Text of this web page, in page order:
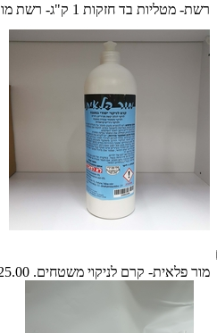
רשת- מטליות בד חזקות 1 ק"ג- רשת מור
מור פלאית- קרם לניקוי משטחים.